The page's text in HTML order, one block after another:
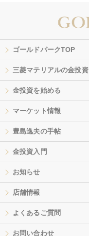
ゴールドパークTOP
三菱マテリアルの金投資
金投資を始める
マーケット情報
豊島逸夫の手帖
金投資入門
お知らせ
店舗情報
よくあるご質問
お問い合わせ